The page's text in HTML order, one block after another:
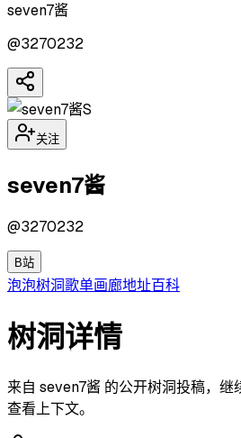
seven7酱
@3270232
S
关注
seven7酱
@3270232
B站
泡泡树洞歌单画廊地址百科
树洞详情
来自 seven7酱 的公开树洞投稿，继
查看上下文。